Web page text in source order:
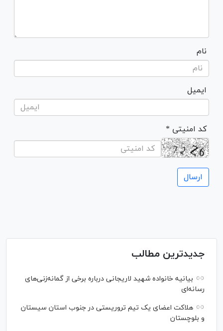
نام
ایمیل
* کد امنیتی
جدیدترین مطالب
بیانیه خانواده شهید لاریجانی درباره برخی از گمانه‌زنی‌های
رسانه‌ای
هلاکت اعضای یک تیم تروریستی در جنوب استان سیستان
و بلوچستان